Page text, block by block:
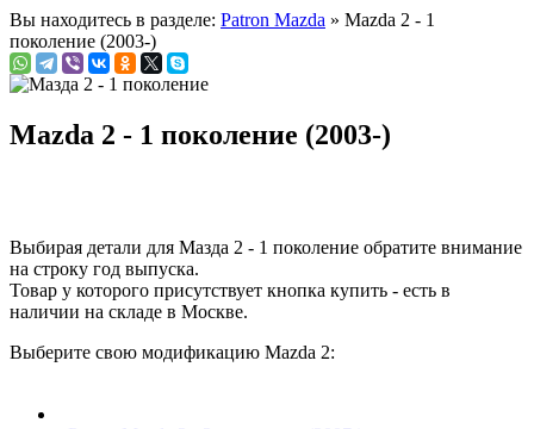
Вы находитесь в разделе: Patron Mazda » Mazda 2 - 1
поколение (2003-)
Mazda 2 - 1 поколение (2003-)
Выбирая детали для Мазда 2 - 1 поколение обратите внимание
на строку год выпуска.
Товар у которого присутствует кнопка купить - есть в
наличии на складе в Москве.
Выберите свою модификацию Mazda 2: